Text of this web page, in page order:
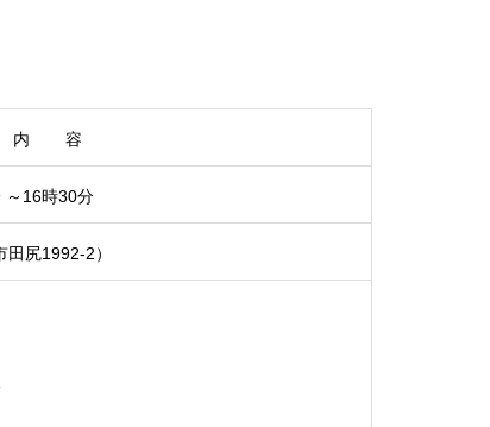
内 容
～16時30分
尻1992-2）